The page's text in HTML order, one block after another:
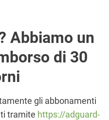
Abbiamo un
di 30
gli abbonamenti
tramite https://adguard-